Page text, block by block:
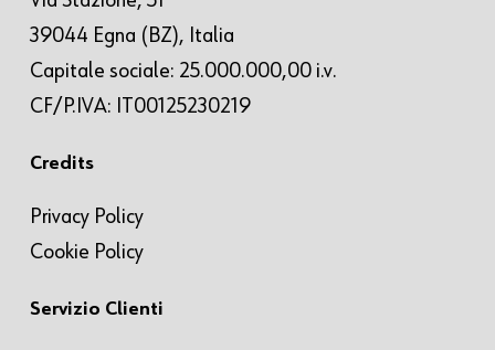
39044 Egna (BZ), Italia
Capitale sociale: 25.000.000,00 i.v.
CF/P.IVA: IT00125230219
Credits
Privacy Policy
Cookie Policy
Servizio Clienti